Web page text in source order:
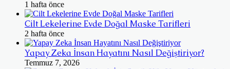
1 hafta önce
Cilt Lekelerine Evde Doğal Maske Tarifleri
2 hafta önce
Yapay Zeka İnsan Hayatını Nasıl Değiştiriyor?
Temmuz 7, 2026